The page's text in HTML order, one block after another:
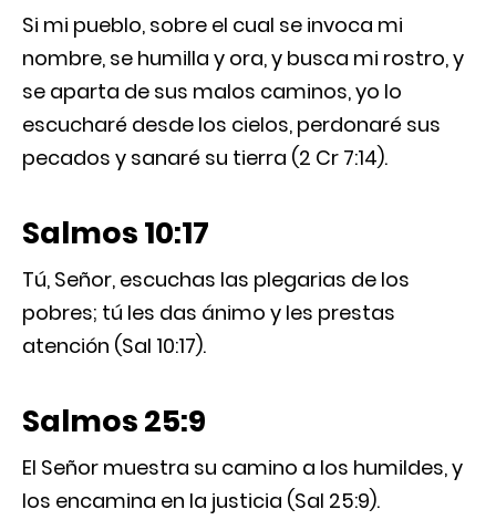
Si mi pueblo, sobre el cual se invoca mi
nombre, se humilla y ora, y busca mi rostro, y
se aparta de sus malos caminos, yo lo
escucharé desde los cielos, perdonaré sus
pecados y sanaré su tierra (2 Cr 7:14).
Salmos 10:17
Tú, Señor, escuchas las plegarias de los
pobres; tú les das ánimo y les prestas
atención (Sal 10:17).
Salmos 25:9
El Señor muestra su camino a los humildes, y
los encamina en la justicia (Sal 25:9).